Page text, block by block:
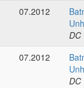
07.2012
DC
07.2012
DC